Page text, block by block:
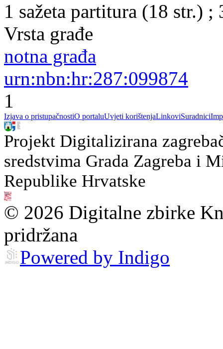
1 sažeta partitura (18 str.) ;
Vrsta građe
notna građa
urn:nbn:hr:287:099874
1
Izjava o pristupačnostiO portaluUvjeti korištenjaLinkoviSuradnici
Projekt Digitalizirana
sredstvima Grada Zagreba i
Republike Hrvatske
© 2026 Digitalne zbirke
pridržana
Powered by Indigo